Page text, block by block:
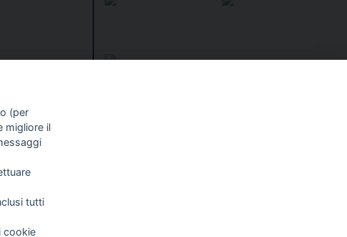
INTELLIGENZA
(per
migliore il
tutti
cookie